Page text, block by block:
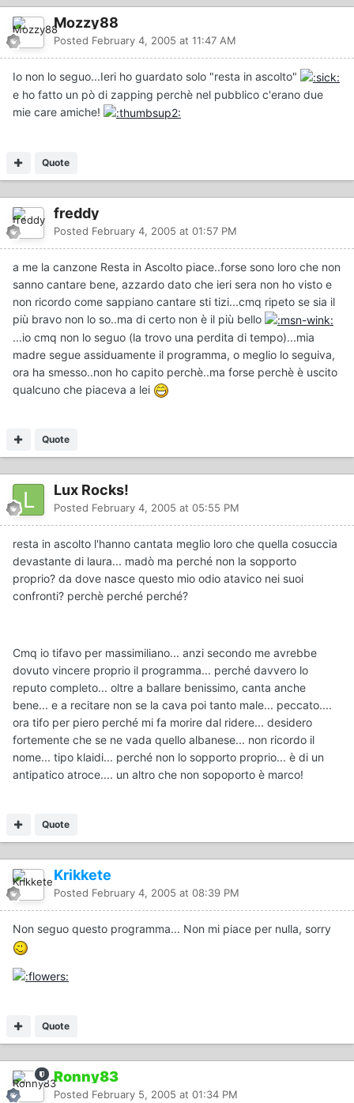
Mozzy88
Posted February 4, 2005 at 11:47 AM
Io non lo seguo...Ieri ho guardato solo "resta in ascolto"
e ho fatto un pò di zapping perchè nel pubblico c'erano due
mie care amiche!
Quote
freddy
Posted February 4, 2005 at 01:57 PM
a me la canzone Resta in Ascolto piace..forse sono loro che non
sanno cantare bene, azzardo dato che ieri sera non ho visto e
non ricordo come sappiano cantare sti tizi...cmq ripeto se sia il
più bravo non lo so..ma di certo non è il più bello
...io cmq non lo seguo (la trovo una perdita di tempo)...mia
madre segue assiduamente il programma, o meglio lo seguiva,
ora ha smesso..non ho capito perchè..ma forse perchè è uscito
qualcuno che piaceva a lei
Quote
Lux Rocks!
Posted February 4, 2005 at 05:55 PM
resta in ascolto l'hanno cantata meglio loro che quella cosuccia
devastante di laura... madò ma perché non la sopporto
proprio? da dove nasce questo mio odio atavico nei suoi
confronti? perchè perché perché?
Cmq io tifavo per massimiliano... anzi secondo me avrebbe
dovuto vincere proprio il programma... perché davvero lo
reputo completo... oltre a ballare benissimo, canta anche
bene... e a recitare non se la cava poi tanto male... peccato....
ora tifo per piero perché mi fa morire dal ridere... desidero
fortemente che se ne vada quello albanese... non ricordo il
nome... tipo klaidi... perché non lo sopporto proprio... è di un
antipatico atroce.... un altro che non sopoporto è marco!
Quote
Krikkete
Posted February 4, 2005 at 08:39 PM
Non seguo questo programma... Non mi piace per nulla, sorry
Quote
Ronny83
Posted February 5, 2005 at 01:34 PM